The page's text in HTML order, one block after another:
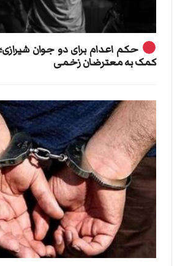
حکم اعدام برای دو جوان
کمک به معترضان زخمی